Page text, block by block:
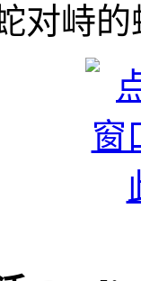
对峙的